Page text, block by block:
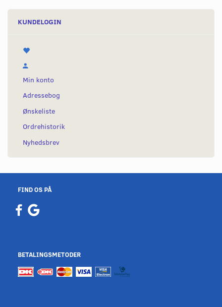
KUNDELOGIN
Min konto
Adressebog
Ønskeliste
Ordrehistorik
Nyhedsbrev
FIND OS PÅ
BETALINGSMETODER